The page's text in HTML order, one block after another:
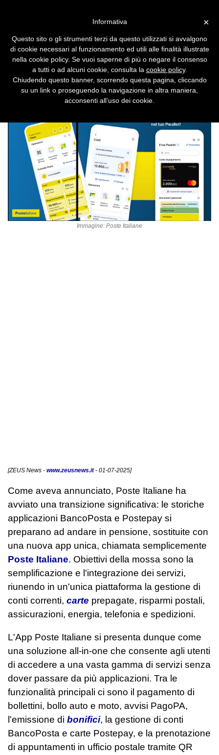
unificata: BancoPosta e
PostePay addio
Tutti i servizi offerti dalle Poste ora si
possono gestire da un'unica applicazione.
Immagine: Poste Italiane
[ZEUS News - www.zeusnews.it- 01-07-2025]
Come aveva annunciato, Poste Italiane ha
avviato una transizione significativa: le storiche
applicazioni BancoPosta e Postepay si
preparano ad andare in pensione, sostituite con
una nuova app unica, chiamata semplicemente
Poste Italiane. Obiettivi della mossa sono la
semplificazione e l'integrazione dei servizi,
riunendo in un'unica piattaforma la gestione di
conti correnti, carte prepagate, risparmi postali,
assicurazioni, energia, telefonia e spedizioni.
L'App Poste Italiane si presenta dunque come
una soluzione all-in-one che consente agli utenti
di accedere a una vasta gamma di servizi senza
dover passare da più applicazioni. Tra le
funzionalità principali ci sono il pagamento di
bollettini, bollo auto e moto, avvisi PagoPA,
l'emissione di bonifici, la gestione di conti
BancoPosta e carte Postepay, e la prenotazione
di appuntamenti in ufficio postale tramite QR
×
Informativa
Questo sito o gli strumenti terzi da questo utilizzati si avvalgono
di cookie necessari al funzionamento ed utili alle finalità illustrate
nella cookie policy. Se vuoi saperne di più o negare il consenso
a tutti o ad alcuni cookie, consulta la cookie policy.
Chiudendo questo banner, scorrendo questa pagina, cliccando
su un link o proseguendo la navigazione in altra maniera,
acconsenti all’uso dei cookie.